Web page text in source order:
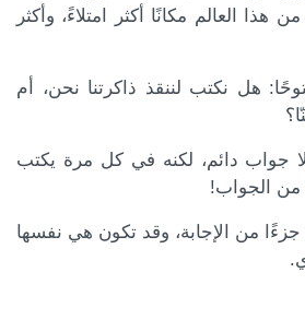
هذا العالم مكانًا أكثر امتلاءً، وأكثر
هل نكتب لننقذ ذاكرتنا نحن، أم
جواب دائم، لكنه في كل مرة يكتب
من الجواب!
من الإجابة، وقد تكون هي نفسها